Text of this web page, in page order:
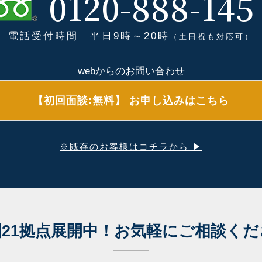
電話受付時間 平日9時～20時 （土日祝も対応可）
webからのお問い合わせ
【初回面談:無料】 お申し込みはこちら
※既存のお客様はコチラから ▶
拠点展開中！ お気軽にご相談く